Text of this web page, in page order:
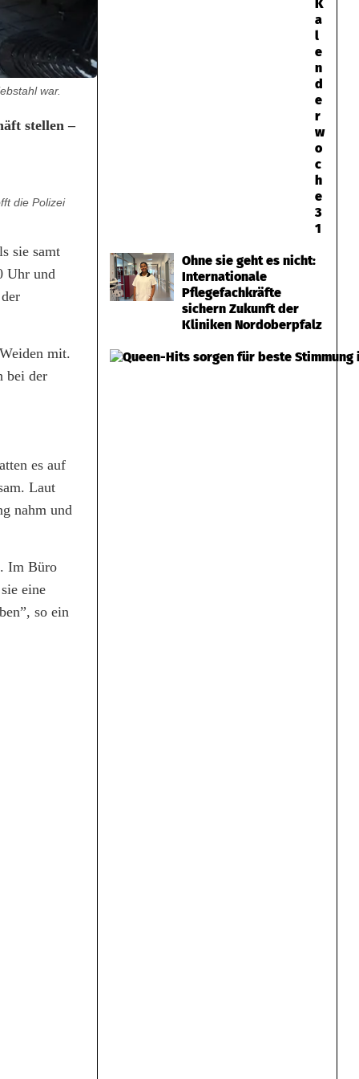
war.
stellen –
die Polizei
sie samt
Uhr und
mit.
bei der
es auf
Laut
nahm und
Im Büro
eine
so ein
K
a
l
e
n
d
e
r
w
o
c
h
e
3
1
Ohne sie geht es nicht:
Internationale
Pflegefachkräfte
sichern Zukunft der
Kliniken Nordoberpfalz